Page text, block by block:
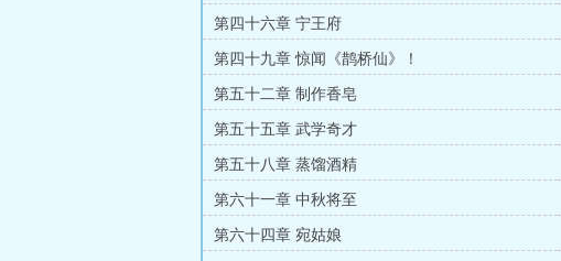
第四十六章 宁王府
第四十九章 惊闻《鹊桥仙》！
第五十二章 制作香皂
第五十五章 武学奇才
第五十八章 蒸馏酒精
第六十一章 中秋将至
第六十四章 宛姑娘